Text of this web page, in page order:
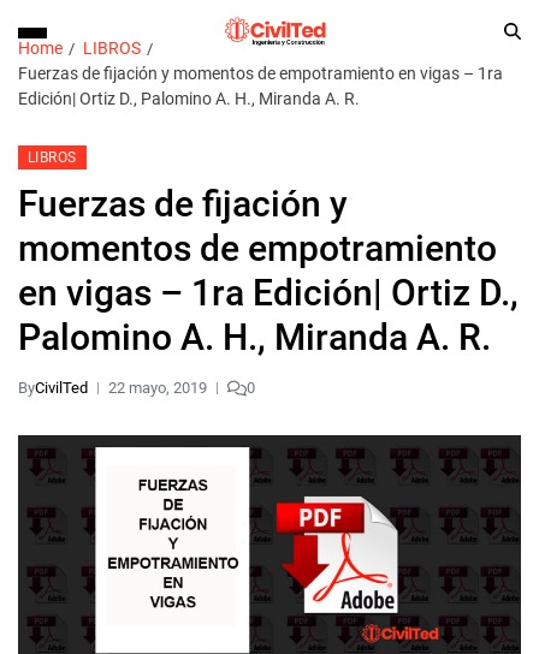
Home
LIBROS
Fuerzas de fijación y momentos de empotramiento en vigas – 1ra
Edición| Ortiz D., Palomino A. H., Miranda A. R.
LIBROS
Fuerzas de fijación y
momentos de empotramiento
en vigas – 1ra Edición| Ortiz D.,
Palomino A. H., Miranda A. R.
ByCivilTed 22 mayo, 2019 0